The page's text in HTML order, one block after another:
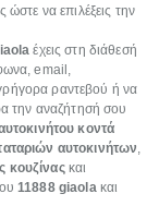
να επιλέξεις την
έχεις στη διάθεσή
email,
γρήγορα ραντεβού ή να
την αναζήτησή σου
κοντά
αυτοκινήτων,
κουζίναςκαι
11888 giaola και